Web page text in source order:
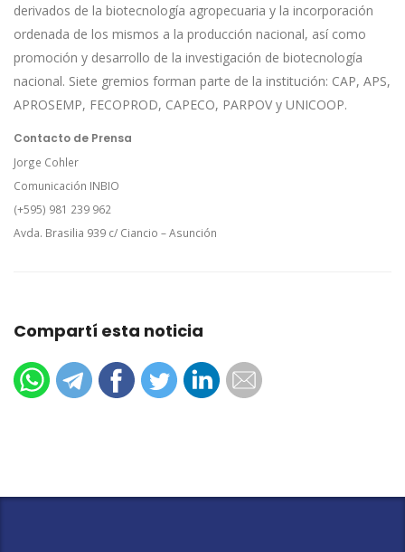
derivados de la biotecnología agropecuaria y la incorporación
ordenada de los mismos a la producción nacional, así como
promoción y desarrollo de la investigación de biotecnología
nacional. Siete gremios forman parte de la institución: CAP, APS,
APROSEMP, FECOPROD, CAPECO, PARPOV y UNICOOP.
Contacto de Prensa
Jorge Cohler
Comunicación INBIO
(+595) 981 239 962
Avda. Brasilia 939 c/ Ciancio – Asunción
Compartí esta noticia